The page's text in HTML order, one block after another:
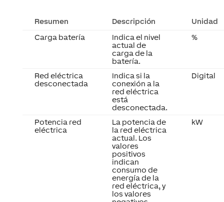
Resumen Descripción
Unidad
Carga batería
Indica el nivel
actual de
carga de la
batería.
%
Red eléctrica
desconectada
Indica si la
conexión a la
red eléctrica
está
desconectada.
Digital
Potencia red
eléctrica
La potencia de
la red eléctrica
actual. Los
valores
positivos
indican
consumo de
energía de la
red eléctrica, y
los valores
kW